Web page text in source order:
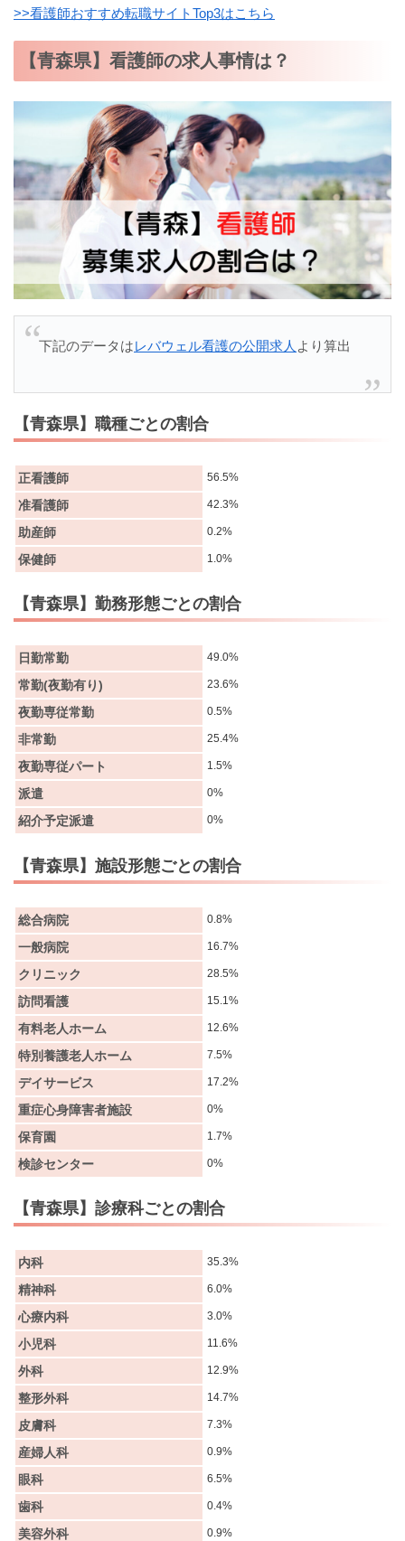
>>看護師おすすめ転職サイトTop3はこちら
【青森県】看護師の求人事情は？
下記のデータはレバウェル看護の公開求人 より算出
【青森県】職種ごとの割合
正看護師 56.5%
准看護師 42.3%
助産師 0.2%
保健師 1.0%
【青森県】勤務形態ごとの割合
日勤常勤 49.0%
常勤(夜勤有り) 23.6%
夜勤専従常勤 0.5%
非常勤 25.4%
夜勤専従パート 1.5%
派遣 0%
紹介予定派遣 0%
【青森県】施設形態ごとの割合
総合病院 0.8%
一般病院 16.7%
クリニック 28.5%
訪問看護 15.1%
有料老人ホーム 12.6%
特別養護老人ホーム 7.5%
デイサービス 17.2%
重症心身障害者施設 0%
保育園 1.7%
検診センター 0%
【青森県】診療科ごとの割合
内科 35.3%
精神科 6.0%
心療内科 3.0%
小児科 11.6%
外科 12.9%
整形外科 14.7%
皮膚科 7.3%
産婦人科 0.9%
眼科 6.5%
歯科 0.4%
美容外科 0.9%